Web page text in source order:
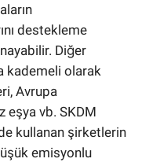
destekleme
Diğer
kademeli olarak
Avrupa
eşya vb. SKDM
kullanan şirketlerin
emisyonlu